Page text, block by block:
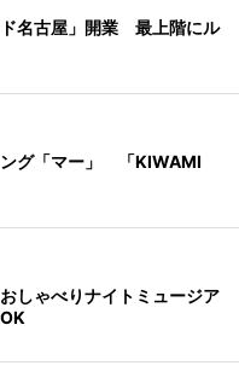
名古屋」開業 最上階にル
ング「マー」 「KIWAMI
しゃべりナイトミュージア